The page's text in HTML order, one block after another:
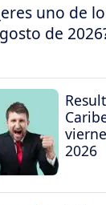
uno de
de
2026